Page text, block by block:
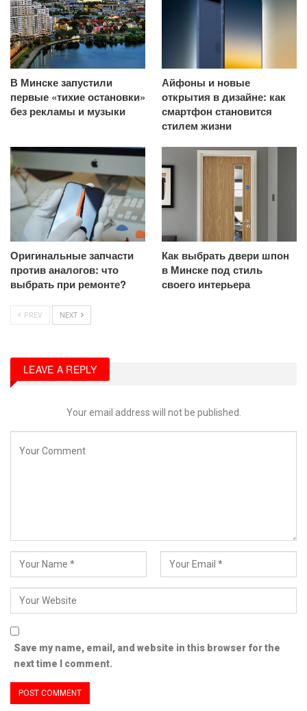
В Минске запустили
первые «тихие остановки»
без рекламы и музыки
Айфоны и новые
открытия в дизайне: как
смартфон становится
стилем жизни
Оригинальные запчасти
против аналогов: что
выбрать при ремонте?
Как выбрать двери шпон
в Минске под стиль
своего интерьера
PREV NEXT
LEAVE A REPLY
Your email address will not be published.
Save my name, email, and website in this browser for the
next time I comment.